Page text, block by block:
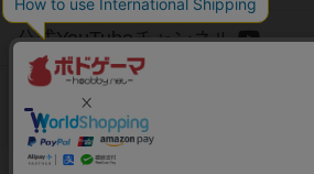
公式YouTubeチャンネル